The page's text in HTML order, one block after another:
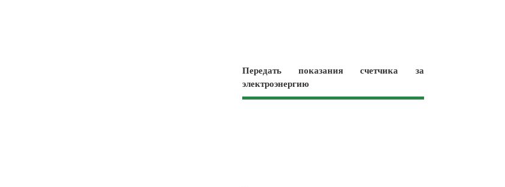
Передать показания счетчика за
электроэнергию